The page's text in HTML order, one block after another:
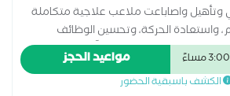
واصاباعت ملاعب علاجية متكاملة
واستعادة الحركة، وتحسين الوظائف
تقنيات العلاج الطبيعي وفقًا لاحتياجات كل
الرقبة والظهر، والانزلاق الغضروفي،
الملاعب، وتمزقات الأربطة والعضلات،
مواعيد الحجز
الكشف باسبقية الحضور